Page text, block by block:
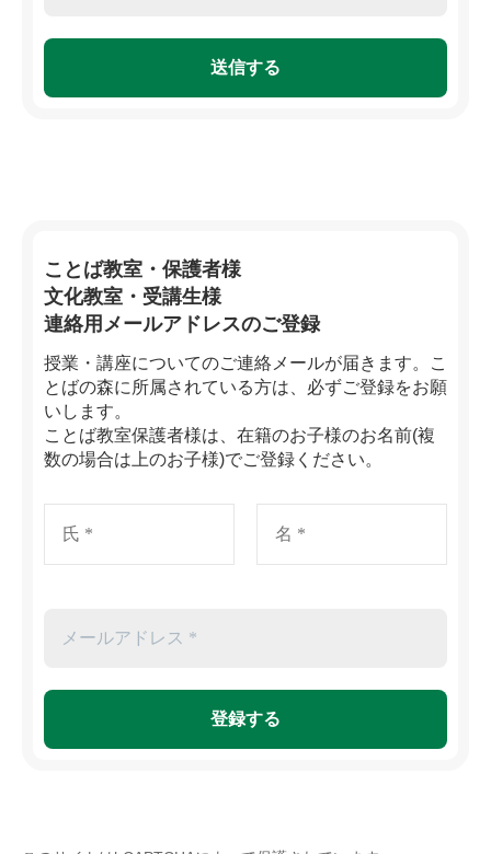
ことば教室・保護者様
文化教室・受講生様
連絡用メールアドレスのご登録
授業・講座についてのご連絡メールが届きます。こ
とばの森に所属されている方は、必ずご登録をお願
いします。
ことば教室保護者様は、在籍のお子様のお名前(複
数の場合は上のお子様)でご登録ください。